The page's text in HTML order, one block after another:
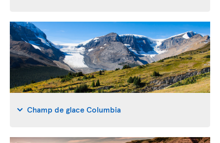
Champ de glace Columbia